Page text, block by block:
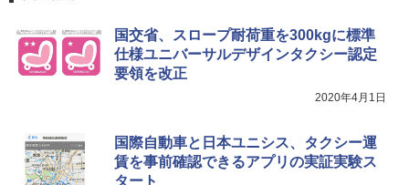
国交省、スロープ耐荷重を300kgに標準
仕様ユニバーサルデザインタクシー認定
要領を改正
2020年4月1日
国際自動車と日本ユニシス、タクシー運
賃を事前確認できるアプリの実証実験ス
タート